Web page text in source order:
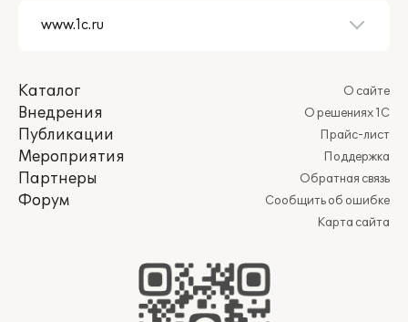
Каталог
Внедрения
Публикации
Мероприятия
Партнеры
Форум
О сайте
О решениях 1С
Прайс-лист
Поддержка
Обратная связь
Сообщить об ошибке
Карта сайта